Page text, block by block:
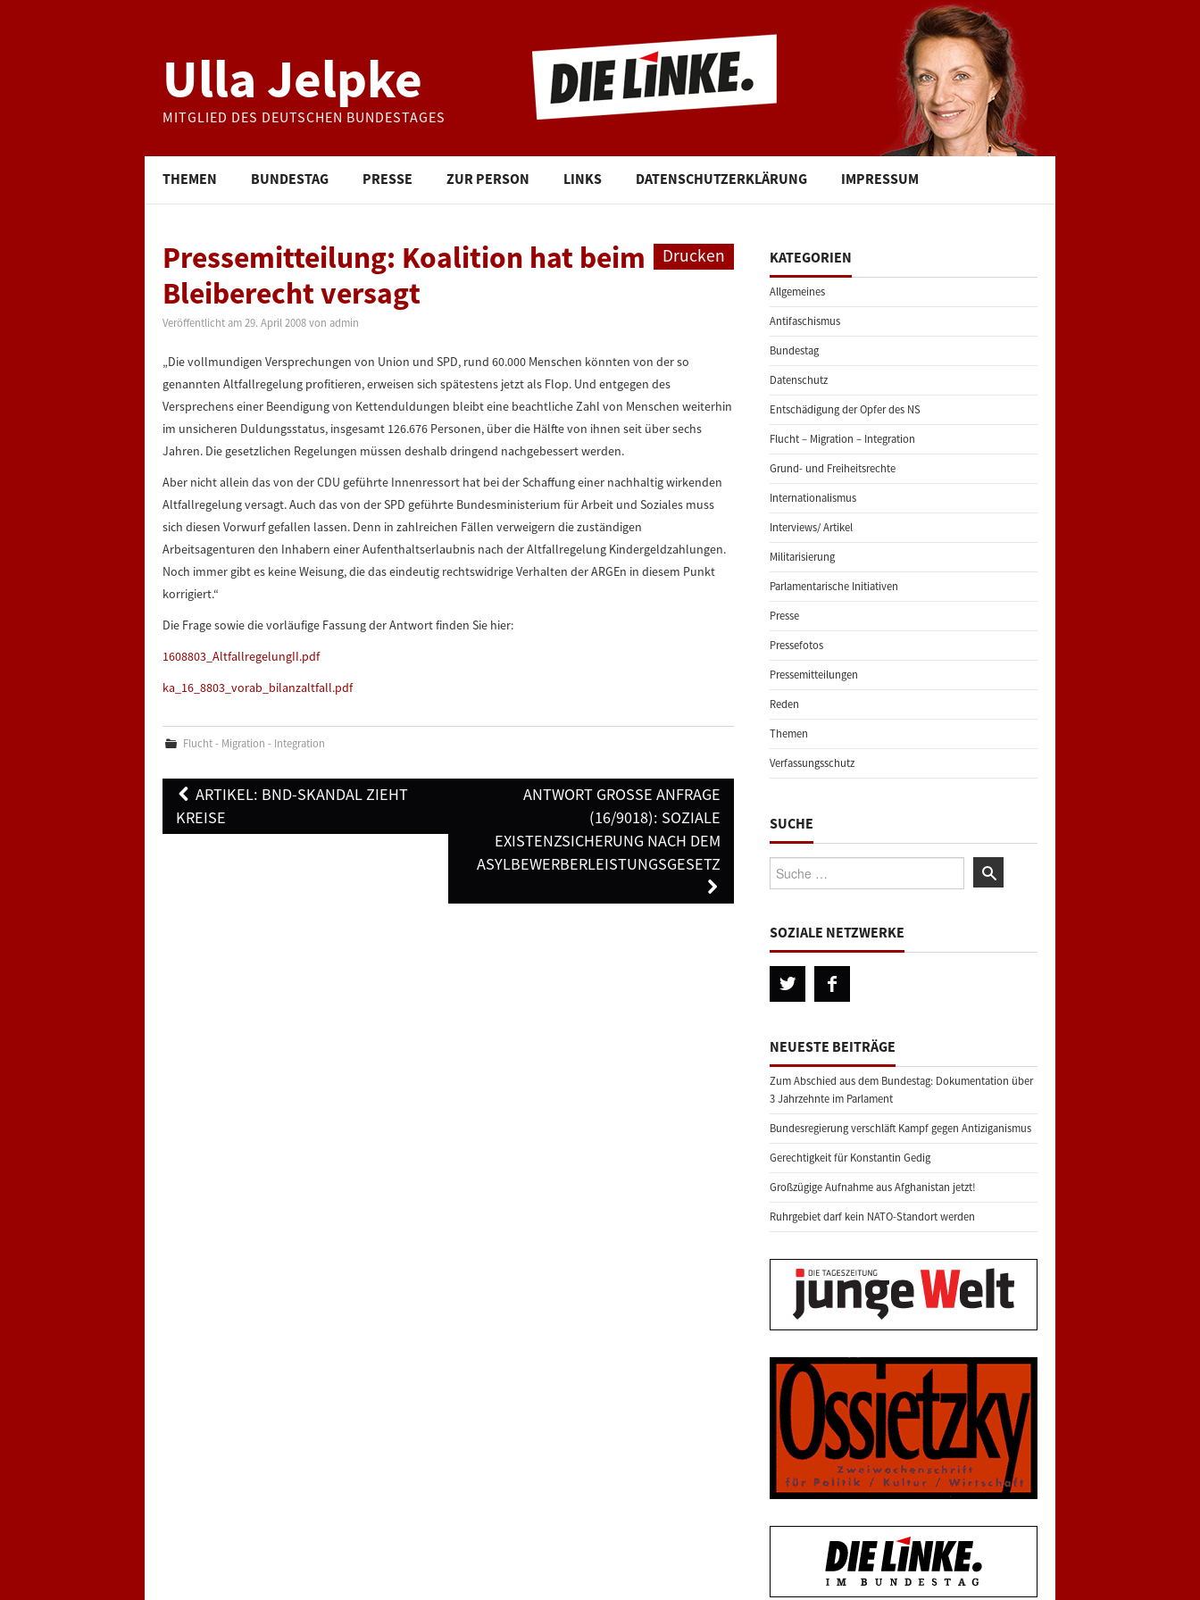
Ulla Jelpke
MITGLIED DES DEUTSCHEN BUNDESTAGES
THEMEN BUNDESTAG PRESSE ZUR PERSON LINKS DATENSCHUTZERKLÄRUNG IMPRESSUM
Drucken
Pressemitteilung: Koalition hat beim
Bleiberecht versagt
Veröffentlicht am 29. April 2008 von admin
„Die vollmundigen Versprechungen von Union und SPD, rund 60.000 Menschen könnten von der so
genannten Altfallregelung profitieren, erweisen sich spätestens jetzt als Flop. Und entgegen des
Versprechens einer Beendigung von Kettenduldungen bleibt eine beachtliche Zahl von Menschen weiterhin
im unsicheren Duldungsstatus, insgesamt 126.676 Personen, über die Hälfte von ihnen seit über sechs
Jahren. Die gesetzlichen Regelungen müssen deshalb dringend nachgebessert werden.
Aber nicht allein das von der CDU geführte Innenressort hat bei der Schaffung einer nachhaltig wirkenden
Altfallregelung versagt. Auch das von der SPD geführte Bundesministerium für Arbeit und Soziales muss
sich diesen Vorwurf gefallen lassen. Denn in zahlreichen Fällen verweigern die zuständigen
Arbeitsagenturen den Inhabern einer Aufenthaltserlaubnis nach der Altfallregelung Kindergeldzahlungen.
Noch immer gibt es keine Weisung, die das eindeutig rechtswidrige Verhalten der ARGEn in diesem Punkt
korrigiert.“
Die Frage sowie die vorläufige Fassung der Antwort finden Sie hier:
1608803_AltfallregelungII.pdf
ka_16_8803_vorab_bilanzaltfall.pdf
Flucht - Migration - Integration
Post
navigation
ARTIKEL: BND-SKANDAL ZIEHT
KREISE
ANTWORT GROSSE ANFRAGE (
16/9018): SOZIALE E
XISTENZSICHERUNG NACH DEM A
SYLBEWERBERLEISTUNGSGESETZ
KATEGORIEN
Allgemeines
Antifaschismus
Bundestag
Datenschutz
Entschädigung der Opfer des NS
Flucht – Migration – Integration
Grund- und Freiheitsrechte
Internationalismus
Interviews/ Artikel
Militarisierung
Parlamentarische Initiativen
Presse
Pressefotos
Pressemitteilungen
Reden
Themen
Verfassungsschutz
SUCHE
Suche:
SOZIALE NETZWERKE
NEUESTE BEITRÄGE
Zum Abschied aus dem Bundestag: Dokumentation über
3 Jahrzehnte im Parlament
Bundesregierung verschläft Kampf gegen Antiziganismus
Gerechtigkeit für Konstantin Gedig
Großzügige Aufnahme aus Afghanistan jetzt!
Ruhrgebiet darf kein NATO-Standort werden